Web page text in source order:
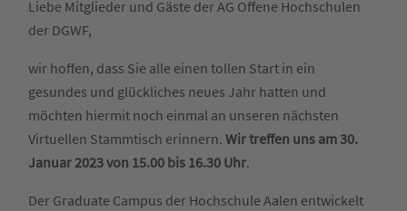
Liebe Mitglieder und Gäste der AG Offene Hochschulen
der DGWF,
wir hoffen, dass Sie alle einen tollen Start in ein
gesundes und glückliches neues Jahr hatten und
möchten hiermit noch einmal an unseren nächsten
Virtuellen Stammtisch erinnern. Wir treffen uns am 30.
Januar 2023 von 15.00 bis 16.30 Uhr.
Der Graduate Campus der Hochschule Aalen entwickelt